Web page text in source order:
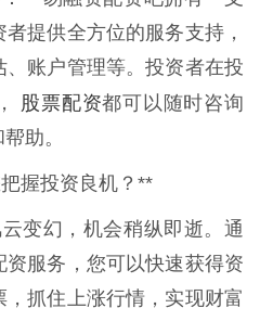
提供全方位的服务支持，
账户管理等。投资者在投
股票配资都可以随时咨询
助。
握投资良机？**
变幻，机会稍纵即逝。通
服务，您可以快速获得资
抓住上涨行情，实现财富